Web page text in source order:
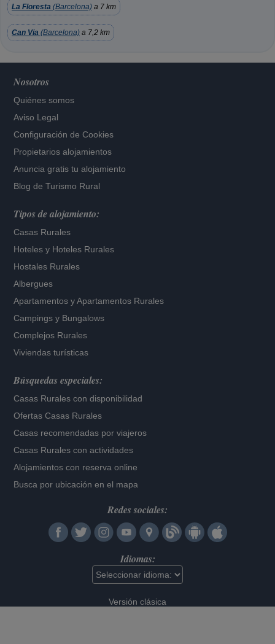
La Floresta (Barcelona) a 7 km
Can Via (Barcelona) a 7,2 km
Nosotros
Quiénes somos
Aviso Legal
Configuración de Cookies
Propietarios alojamientos
Anuncia gratis tu alojamiento
Blog de Turismo Rural
Tipos de alojamiento:
Casas Rurales
Hoteles y Hoteles Rurales
Hostales Rurales
Albergues
Apartamentos yApartamentos Rurales
Campings y Bungalows
Complejos Rurales
Viviendas turísticas
Búsquedas especiales:
Casas Rurales con disponibilidad
Ofertas Casas Rurales
Casas recomendadas por viajeros
Casas Rurales con actividades
Alojamientos con reserva online
Busca por ubicación en el mapa
Redes sociales:
Idiomas:
Versión clásica